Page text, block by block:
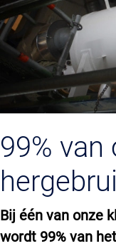
99%
Bij één van onze
wordt 99% van